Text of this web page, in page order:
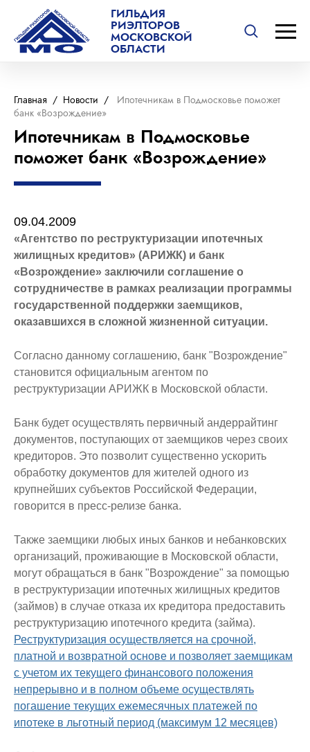
ГИЛЬДИЯ
РИЭЛТОРОВ
МОСКОВСКОЙ
ОБЛАСТИ
Главная / Новости /
Ипотечникам в Подмосковье поможет
банк «Возрождение»
Ипотечникам в Подмосковье
поможет банк «Возрождение»
09.04.2009
«Агентство по реструктуризации ипотечных
жилищных кредитов» (АРИЖК) и банк
«Возрождение» заключили соглашение о
сотрудничестве в рамках реализации программы
государственной поддержки заемщиков,
оказавшихся в сложной жизненной ситуации.
Согласно данному соглашению, банк "Возрождение"
становится официальным агентом по
реструктуризации АРИЖК в Московской области.
Банк будет осуществлять первичный андеррайтинг
документов, поступающих от заемщиков через своих
кредиторов. Это позволит существенно ускорить
обработку документов для жителей одного из
крупнейших субъектов Российской Федерации,
говорится в пресс-релизе банка.
Также заемщики любых иных банков и небанковских
организаций, проживающие в Московской области,
могут обращаться в банк "Возрождение" за помощью
в реструктуризации ипотечных жилищных кредитов
(займов) в случае отказа их кредитора предоставить
реструктуризацию ипотечного кредита (займа).
Реструктуризация осуществляется на срочной,
платной и возвратной основе и позволяет заемщикам
с учетом их текущего финансового положения
непрерывно и в полном объеме осуществлять
погашение текущих ежемесячных платежей по
ипотеке в льготный период (максимум 12 месяцев)